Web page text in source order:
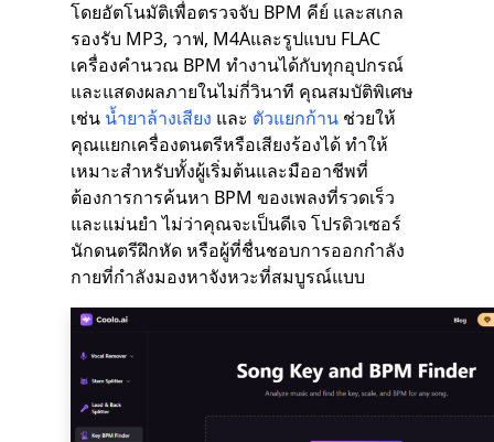
โดยอัตโนมัติเพื่อตรวจจับ BPM คีย์ และสเกล
รองรับ MP3, วาฟ, M4Aและรูปแบบ FLAC
เครื่องคำนวณ BPM ทำงานได้กับทุกอุปกรณ์
และแสดงผลภายในไม่กี่วินาที คุณสมบัติพิเศษ
เช่น น้ำยาล้างเสียง และ ตัวแยกก้าน ช่วยให้
คุณแยกเครื่องดนตรีหรือเสียงร้องได้ ทำให้
เหมาะสำหรับทั้งผู้เริ่มต้นและมืออาชีพที่
ต้องการการค้นหา BPM ของเพลงที่รวดเร็ว
และแม่นยำ ไม่ว่าคุณจะเป็นดีเจ โปรดิวเซอร์
นักดนตรีฝึกหัด หรือผู้ที่ชื่นชอบการออกกำลัง
กายที่กำลังมองหาจังหวะที่สมบูรณ์แบบ